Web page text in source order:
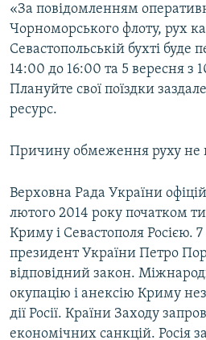
СПЕЦПРОЕКТИ
ВІДЕОУРОКИ «ELIFBE»
СВІДЧЕННЯ ОКУПАЦІЇ
ІНФОГРАФІКА
ЯК ОБІЙТИ БЛОКУВАННЯ
Русский
Qırımtatar
ДОЛУЧАЙСЯ!
Усі сайти RFE/RL
«За повідомленням
Чорноморського флоту, рух
Севастопольській бухті буде
14:00 до 16:00 та 5 вересня з
Плануйте свої поїздки
ресурс.
Причину обмеження руху не
Верховна Рада України
лютого 2014 року початком
Криму і Севастополя Росією.
президент України Петро
відповідний закон.
окупацію і анексію Криму
дії Росії. Країни Заходу
економічних санкцій. Росія